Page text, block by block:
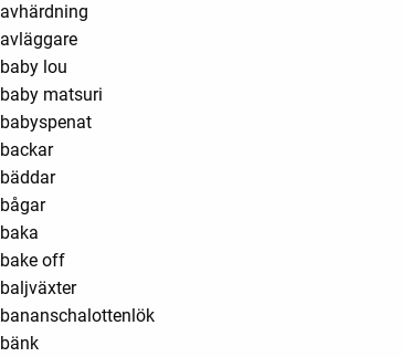
avhärdning
avläggare
baby lou
baby matsuri
babyspenat
backar
bäddar
bågar
baka
bake off
baljväxter
bananschalottenlök
bänk